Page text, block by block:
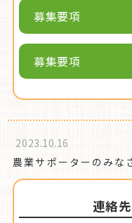
募集要項
募集要項
2023.10.16
農業サポーターのみな
連絡